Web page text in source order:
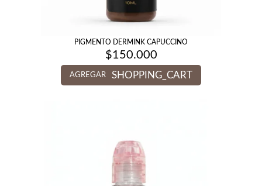
PIGMENTO DERMINK CAPUCCINO
$150.000
AGREGAR SHOPPING_CART